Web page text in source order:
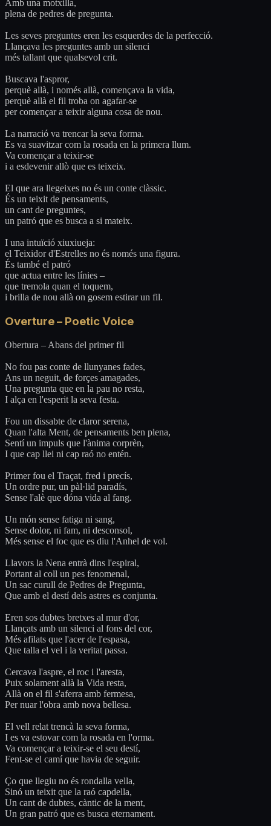
Amb una motxilla,
plena de pedres de pregunta.
Les seves preguntes eren les esquerdes de la perfecció.
Llançava les preguntes amb un silenci
més tallant que qualsevol crit.
Buscava l'aspror,
perquè allà, i només allà, començava la vida,
perquè allà el fil troba on agafar-se
per començar a teixir alguna cosa de nou.
La narració va trencar la seva forma.
Es va suavitzar com la rosada en la primera llum.
Va començar a teixir-se
i a esdevenir allò que es teixeix.
El que ara llegeixes no és un conte clàssic.
És un teixit de pensaments,
un cant de preguntes,
un patró que es busca a si mateix.
I una intuïció xiuxiueja:
el Teixidor d'Estrelles no és només una figura.
És també el patró
que actua entre les línies –
que tremola quan el toquem,
i brilla de nou allà on gosem estirar un fil.
Overture – Poetic Voice
Obertura – Abans del primer fil
No fou pas conte de llunyanes fades,
Ans un neguit, de forçes amagades,
Una pregunta que en la pau no resta,
I alça en l'esperit la seva festa.
Fou un dissabte de claror serena,
Quan l'alta Ment, de pensaments ben plena,
Sentí un impuls que l'ànima corprèn,
I que cap llei ni cap raó no entén.
Primer fou el Traçat, fred i precís,
Un ordre pur, un pàl·lid paradís,
Sense l'alè que dóna vida al fang.
Un món sense fatiga ni sang,
Sense dolor, ni fam, ni desconsol,
Més sense el foc que es diu l'Anhel de vol.
Llavors la Nena entrà dins l'espiral,
Portant al coll un pes fenomenal,
Un sac curull de Pedres de Pregunta,
Que amb el destí dels astres es conjunta.
Eren sos dubtes bretxes al mur d'or,
Llançats amb un silenci al fons del cor,
Més afilats que l'acer de l'espasa,
Que talla el vel i la veritat passa.
Cercava l'aspre, el roc i l'aresta,
Puix solament allà la Vida resta,
Allà on el fil s'aferra amb fermesa,
Per nuar l'obra amb nova bellesa.
El vell relat trencà la seva forma,
I es va estovar com la rosada en l'orma.
Va començar a teixir-se el seu destí,
Fent-se el camí que havia de seguir.
Ço que llegiu no és rondalla vella,
Sinó un teixit que la raó capdella,
Un cant de dubtes, càntic de la ment,
Un gran patró que es busca eternament.